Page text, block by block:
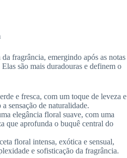
fragrância, emergindo após as notas
são mais duradouras e definem o
e fresca, com um toque de leveza e
sensação de naturalidade.
elegância floral suave, com uma
que aprofunda o buquê central do
floral intensa, exótica e sensual,
e sofisticação da fragrância.